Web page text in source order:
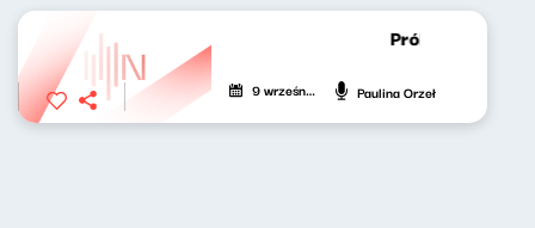
Próbny lot
9 września 2025 Paulina Orzeł